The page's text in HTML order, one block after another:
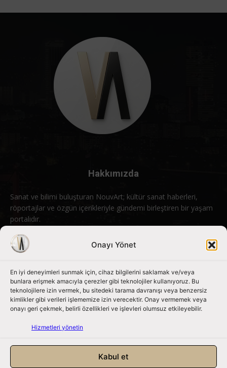
Onayı Yönet
En iyi deneyimleri sunmak için, cihaz bilgilerini saklamak ve/veya
bunlara erişmek amacıyla çerezler gibi teknolojiler kullanıyoruz. Bu
teknolojilere izin vermek, bu sitedeki tarama davranışı veya benzersiz
kimlikler gibi verileri işlememize izin verecektir. Onay vermemek veya
onayı geri çekmek, belirli özellikleri ve işlevleri olumsuz etkileyebilir.
Hizmetleri yönetin
Kabul et
Hakkımızda
Sanat ve bilimi buluşturan NouvArt; kültür sanat haberleri,
röportajlar ve özgün içerikleriyle gündemi birleştiren bir yaşam
portalıdır.
Bizimle iletişime geçin: info@nouvart.net
Bizi Takip Edin